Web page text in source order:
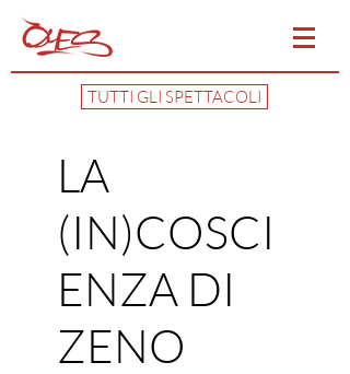
TUTTI GLI SPETTACOLI
LA
(IN)COSCI
ENZA DI
ZENO